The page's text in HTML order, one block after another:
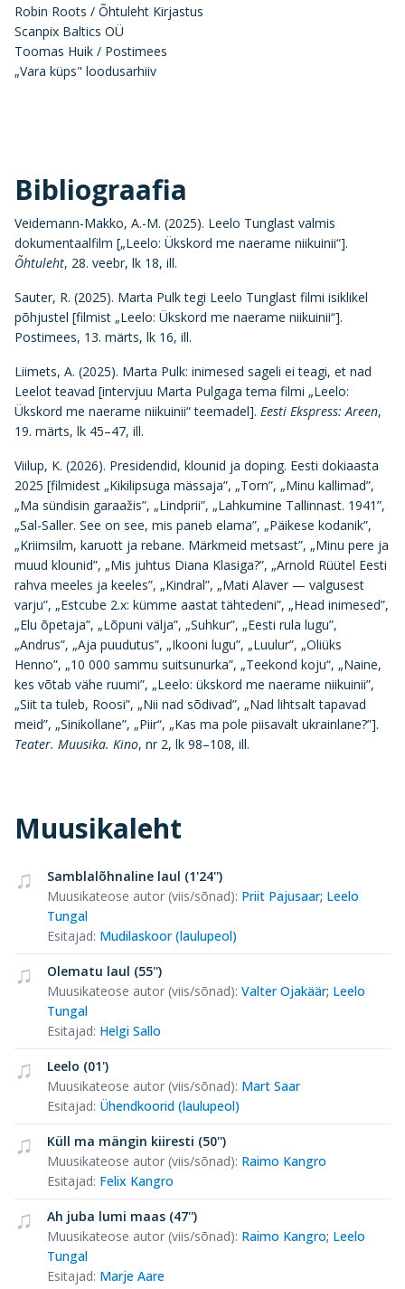
Robin Roots / Õhtuleht Kirjastus
Scanpix Baltics OÜ
Toomas Huik / Postimees
„Vara küps" loodusarhiiv
Bibliograafia
Veidemann-Makko, A.-M. (2025). Leelo Tunglast valmis
dokumentaalfilm [„Leelo: Ükskord me naerame niikuinii“].
Õhtuleht, 28. veebr, lk 18, ill.
Sauter, R. (2025). Marta Pulk tegi Leelo Tunglast filmi isiklikel
põhjustel [filmist „Leelo: Ükskord me naerame niikuinii“].
Postimees, 13. märts, lk 16, ill.
Liimets, A. (2025). Marta Pulk: inimesed sageli ei teagi, et nad
Leelot teavad [intervjuu Marta Pulgaga tema filmi „Leelo:
Ükskord me naerame niikuinii“ teemadel]. Eesti Ekspress: Areen,
19. märts, lk 45–47, ill.
Viilup, K. (2026). Presidendid, klounid ja doping. Eesti dokiaasta
2025 [filmidest „Kikilipsuga mässaja”, „Torn”, „Minu kallimad”,
„Ma sündisin garaažis”, „Lindprii”, „Lahkumine Tallinnast. 1941”,
„Sal-Saller. See on see, mis paneb elama”, „Päikese kodanik”,
„Kriimsilm, karuott ja rebane. Märkmeid metsast”, „Minu pere ja
muud klounid”, „Mis juhtus Diana Klasiga?”, „Arnold Rüütel Eesti
rahva meeles ja keeles”, „Kindral”, „Mati Alaver — valgusest
varju”, „Estcube 2.x: kümme aastat tähtedeni”, „Head inimesed”,
„Elu õpetaja”, „Lõpuni välja”, „Suhkur”, „Eesti rula lugu”,
„Andrus”, „Aja puudutus”, „Ikooni lugu”, „Luulur”, „Oliüks
Henno”, „10 000 sammu suitsunurka”, „Teekond koju“, „Naine,
kes võtab vähe ruumi”, „Leelo: ükskord me naerame niikuinii”,
„Siit ta tuleb, Roosi”, „Nii nad sõdivad”, „Nad lihtsalt tapavad
meid”, „Sinikollane”, „Piir“, „Kas ma pole piisavalt ukrainlane?”].
Teater. Muusika. Kino, nr 2, lk 98–108, ill.
Muusikaleht
Samblalõhnaline laul (1'24'')
Muusikateose autor (viis/sõnad): Priit Pajusaar; Leelo
Tungal
Esitajad: Mudilaskoor (laulupeol)
Olematu laul (55'')
Muusikateose autor (viis/sõnad): Valter Ojakäär; Leelo
Tungal
Esitajad: Helgi Sallo
Leelo (01')
Muusikateose autor (viis/sõnad): Mart Saar
Esitajad: Ühendkoorid (laulupeol)
Küll ma mängin kiiresti (50'')
Muusikateose autor (viis/sõnad): Raimo Kangro
Esitajad: Felix Kangro
Ah juba lumi maas (47'')
Muusikateose autor (viis/sõnad): Raimo Kangro; Leelo
Tungal
Esitajad: Marje Aare